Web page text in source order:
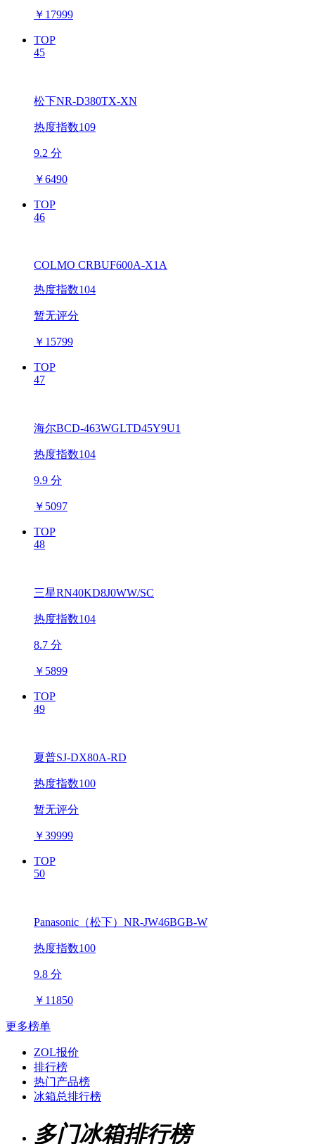
￥ 17999
TOP
45
松下NR-D380TX-XN
热度指数109
9.2 分
￥6490
TOP
46
COLMO CRBUF600A-X1A
热度指数104
暂无评分
￥ 15799
TOP
47
海尔BCD-463WGLTD45Y9U1
热度指数104
9.9 分
￥ 5097
TOP
48
三星RN40KD8J0WW/SC
热度指数104
8.7 分
￥ 5899
TOP
49
夏普SJ-DX80A-RD
热度指数100
暂无评分
￥39999
TOP
50
Panasonic（松下）NR-JW46BGB-W
热度指数100
9.8 分
￥ 11850
更多榜单
ZOL报价
排行榜
热门产品榜
冰箱总排行榜
多门冰箱排行榜